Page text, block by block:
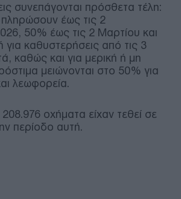
συνεπάγονται πρόσθετα τέλη:
έως τις 2
50% έως τις 2 Μαρτίου και
καθυστερήσεις από τις 3
καθώς και για μερική ή μη
μειώνονται στο 50% για
λεωφορεία.
208.976 οχήματα είχαν τεθεί σε
περίοδο αυτή.